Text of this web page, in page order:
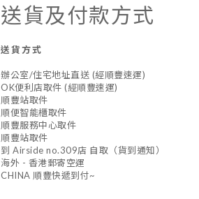
送貨及付款方式
送貨方式
辦公室/住宅地址直送 (經順豐速運)
OK便利店取件 (經順豐速運)
順豐站取件
順便智能櫃取件
順豐服務中心取件
順豐站取件
到 Airside no.309店 自取（貨到通知）
海外 - 香港郵寄空運
CHINA 順豐快遞到付~